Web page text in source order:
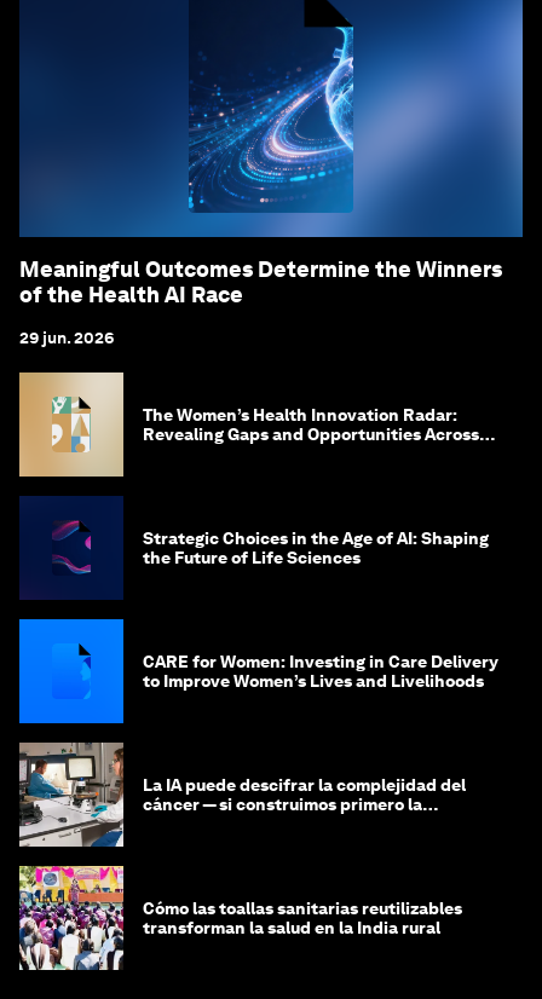
Meaningful Outcomes Determine the Winners
of the Health AI Race
29 jun. 2026
The Women’s Health Innovation Radar:
Revealing Gaps and Opportunities Across
Strategic Choices in the Age of AI: Shaping
the Future of Life Sciences
CARE for Women: Investing in Care Delivery
to Improve Women’s Lives and Livelihoods
La IA puede descifrar la complejidad del
cáncer — si construimos primero la
Cómo las toallas sanitarias reutilizables
transforman la salud en la India rural